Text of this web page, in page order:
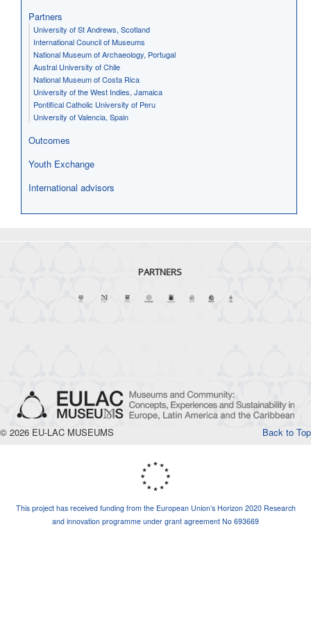
Partners
University of St Andrews, Scotland
International Council of Museums
National Museum of Archaeology, Portugal
Austral University of Chile
National Museum of Costa Rica
University of the West Indies, Jamaica
Pontifical Catholic University of Peru
University of Valencia, Spain
Outcomes
Youth Exchange
International advisors
PARTNERS
Back to Top
© 2026 EU-LAC MUSEUMS
This project has received funding from the European Union’s Horizon 2020 Research
and innovation programme under grant agreement No 693669